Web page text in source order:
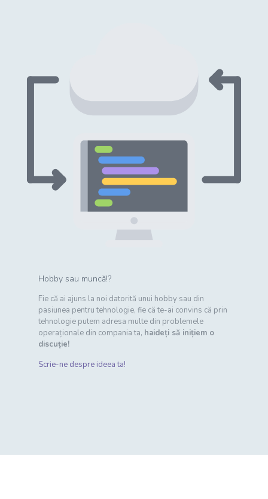
Hobby sau muncă!?
Fie că ai ajuns la noi datorită unui hobby sau din
pasiunea pentru tehnologie, fie că te-ai convins că prin
tehnologie putem adresa multe din problemele
operaționale din compania ta, haideți să inițiem o
discuție!
Scrie-ne despre ideea ta!